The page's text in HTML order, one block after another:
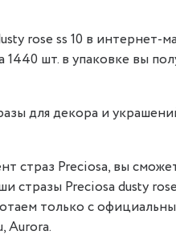
rose ss 10 в интернет-
шт. в упаковке вы
для декора и
страз Preciosa, вы
стразы Preciosa dusty
только с
Aurora.